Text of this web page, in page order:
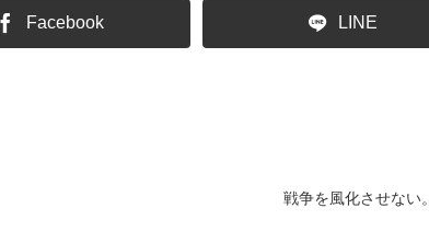
Facebook LINE
戦争を風化させない。